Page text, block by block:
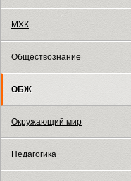
МХК
Обществознание
ОБЖ
Окружающий мир
Педагогика